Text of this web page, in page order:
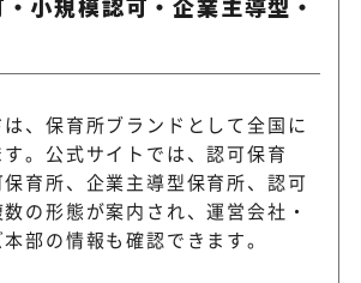
、保育所ブランドとして全国に
。公式サイトでは、認可保育
育所、企業主導型保育所、認可
の形態が案内され、運営会社・
部の情報も確認できます。